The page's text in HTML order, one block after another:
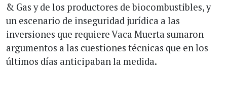
& Gas y de los productores de biocombustibles, y
un escenario de inseguridad jurídica a las
inversiones que requiere Vaca Muerta sumaron
argumentos a las cuestiones técnicas que en los
últimos días anticipaban la medida.